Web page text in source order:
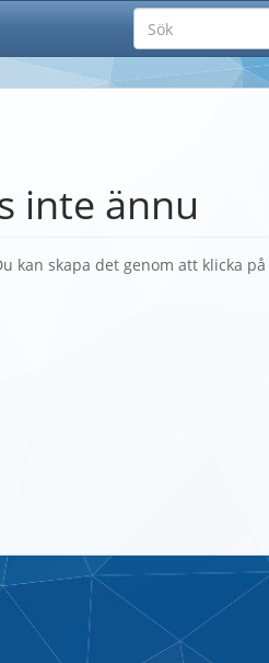
inte ännu
kan skapa det genom att klicka på